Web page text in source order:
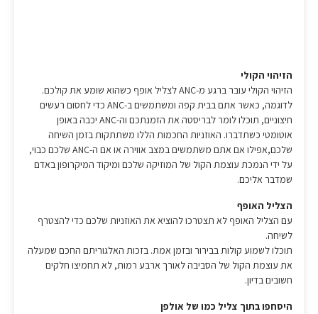
הזיהוי הקולי
הזיהוי הקולי עובר ברגע מ-ANC לצליל אופף כשהוא שומע את קולכם.
לדוגמה, כאשר אתם בבית קפה ומשתמשים ב-ANC כדי לחסום רעשים
חיצוניים, תוכלו לומר לבריסטה את הזמנתכם וה-ANC יכבה באופן
אוטומטי כשתדברו. האוזניות החכמות הללו משתתקות בזמן השיחה
שלכם,אפילו אם אתם משתמשים במצב אווירה או אם ה-ANC שלכם כבוי,
על ידי הנמכת עוצמת הקול של המוזיקה שלכם ומיקוד המיקרופון באדם
שמדבר אליכם.
הצליל האופף
עם הצליל האופף לא תצטרכו להוציא את האוזניות שלכם כדי להצטרף
לשיחה.
תוכלו לשמוע קולות בבירור ובזמן אמת. בזכות האלגוריתם החכם שמעלה
את עוצמת הקול של הסביבה לאורך ארבע רמות, לא תחמיצו חלקים
חשובים בדיון.
היסחפו בתוך צליל כמו של אולפן